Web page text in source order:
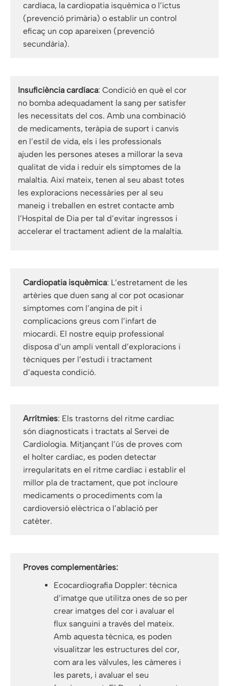
cardíaca, la cardiopatia isquèmica o l’ictus
(prevenció primària) o establir un control
eficaç un cop apareixen (prevenció
secundària).
Insuficiència cardíaca: Condició en què el cor
no bomba adequadament la sang per satisfer
les necessitats del cos. Amb una combinació
de medicaments, teràpia de suport i canvis
en l’estil de vida, els i les professionals
ajuden les persones ateses a millorar la seva
qualitat de vida i reduir els símptomes de la
malaltia. Així mateix, tenen al seu abast totes
les exploracions necessàries per al seu
maneig i treballen en estret contacte amb
l’Hospital de Dia per tal d’evitar ingressos i
accelerar el tractament adient de la malaltia.
Cardiopatia isquèmica: L’estretament de les
artèries que duen sang al cor pot ocasionar
símptomes com l’angina de pit i
complicacions greus com l’infart de
miocardi. El nostre equip professional
disposa d’un ampli ventall d’exploracions i
tècniques per l’estudi i tractament
d’aquesta condició.
Arrítmies: Els trastorns del ritme cardíac
són diagnosticats i tractats al Servei de
Cardiologia. Mitjançant l’ús de proves com
el holter cardíac, es poden detectar
irregularitats en el ritme cardíac i establir el
millor pla de tractament, que pot incloure
medicaments o procediments com la
cardioversió elèctrica o l’ablació per
catèter.
Proves complementàries:
Ecocardiografia Doppler: tècnica
d’imatge que utilitza ones de so per
crear imatges del cor i avaluar el
flux sanguini a través del mateix.
Amb aquesta tècnica, es poden
visualitzar les estructures del cor,
com ara les vàlvules, les càmeres i
les parets, i avaluar el seu